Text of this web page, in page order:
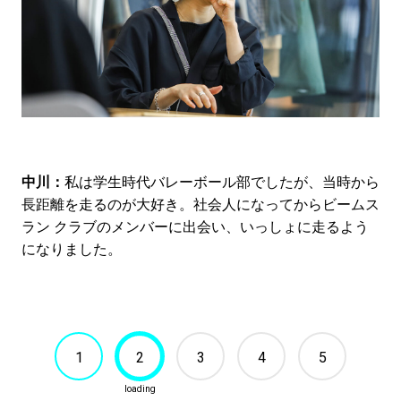
中川： 私は学生時代バレーボール部でしたが、当時から
長距離を走るのが大好き。社会人になってからビームス
ラン クラブのメンバーに出会い、いっしょに走るよう
になりました。
1 2 3 4 5